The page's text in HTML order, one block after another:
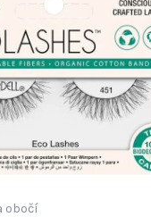
obočí